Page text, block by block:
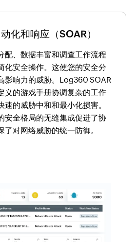
化和响应（SOAR）
配、数据丰富和调查工作流程
化安全操作。这使您的安全分
影响力的威胁。Log360 SOAR
义的游戏手册协调复杂的工作
速的威胁中和和最小化损害。
安全格局的无缝集成促进了协
了对网络威胁的统一防御。